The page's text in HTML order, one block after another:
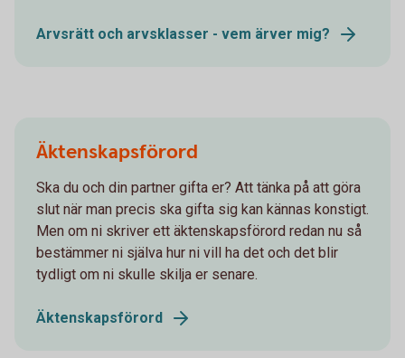
Arvsrätt och arvsklasser - vem ärver mig?
Äktenskapsförord
Ska du och din partner gifta er? Att tänka på att göra
slut när man precis ska gifta sig kan kännas konstigt.
Men om ni skriver ett äktenskapsförord redan nu så
bestämmer ni själva hur ni vill ha det och det blir
tydligt om ni skulle skilja er senare.
Äktenskapsförord